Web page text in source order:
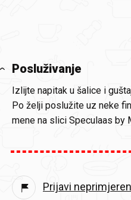
Posluživanje
Izlijte napitak u šalice i
Po želji poslužite uz neke
mene na slici Speculaas by
Prijavi